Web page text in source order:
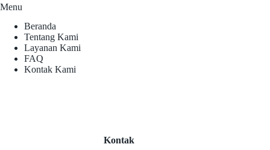
Menu
Beranda
Tentang Kami
Layanan Kami
FAQ
Kontak Kami
Kontak